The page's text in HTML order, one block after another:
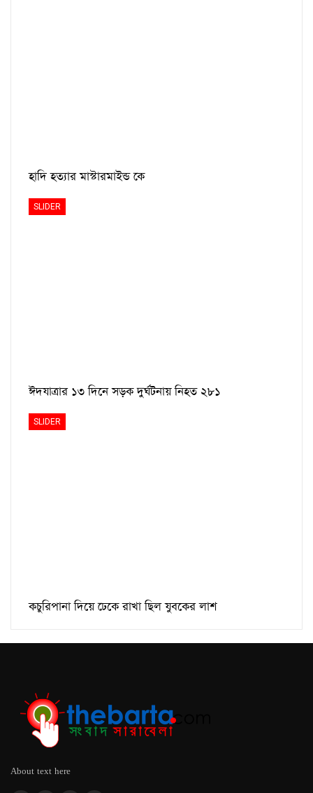
হাদি হত্যার মাস্টারমাইন্ড কে
SLIDER
ঈদযাত্রার ১৩ দিনে সড়ক দুর্ঘটনায় নিহত ২৮১
SLIDER
কচুরিপানা দিয়ে ঢেকে রাখা ছিল যুবকের লাশ
About text here